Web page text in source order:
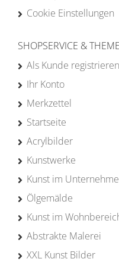
Cookie Einstellungen
SHOPSERVICE &
Als Kunde registrieren
Ihr Konto
Merkzettel
Startseite
Acrylbilder
Kunstwerke
Kunst im
Ölgemälde
Kunst im
Abstrakte Malerei
XXL Kunst Bilder